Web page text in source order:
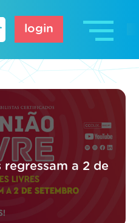
login
a 2 de